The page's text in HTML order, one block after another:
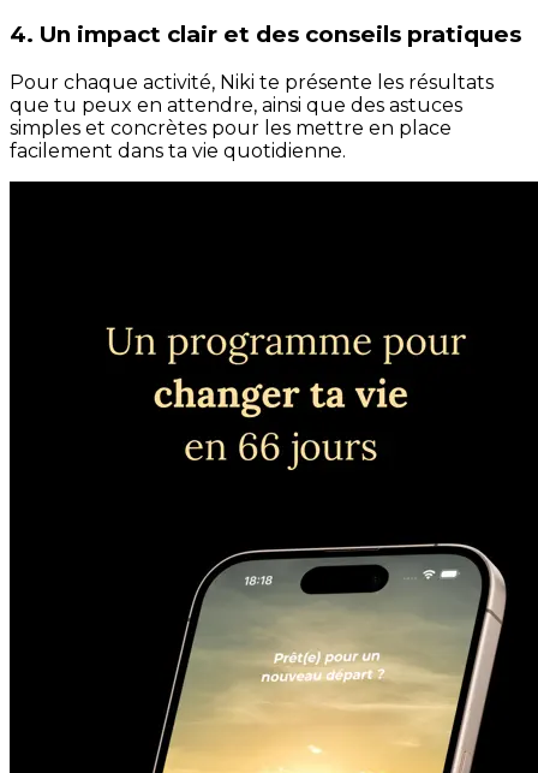
4. Un impact clair et des conseils pratiques
Pour chaque activité, Niki te présente les résultats
que tu peux en attendre, ainsi que des astuces
simples et concrètes pour les mettre en place
facilement dans ta vie quotidienne.